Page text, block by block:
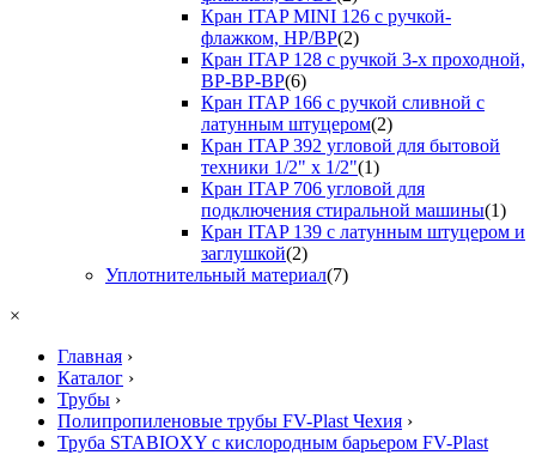
Кран ITAP MINI 126 с ручкой-
флажком, НР/ВР(2)
Кран ITAP 128 с ручкой 3-х проходной,
ВР-ВР-ВР(6)
Кран ITAP 166 с ручкой сливной с
латунным штуцером(2)
Кран ITAP 392 угловой для бытовой
техники 1/2" х 1/2"(1)
Кран ITAP 706 угловой для
подключения стиральной машины(1)
Кран ITAP 139 с латунным штуцером и
заглушкой(2)
Уплотнительный материал(7)
×
Главная ›
Каталог ›
Трубы ›
Полипропиленовые трубы FV-Plast Чехия ›
Труба STABIOXY с кислородным барьером FV-Plast